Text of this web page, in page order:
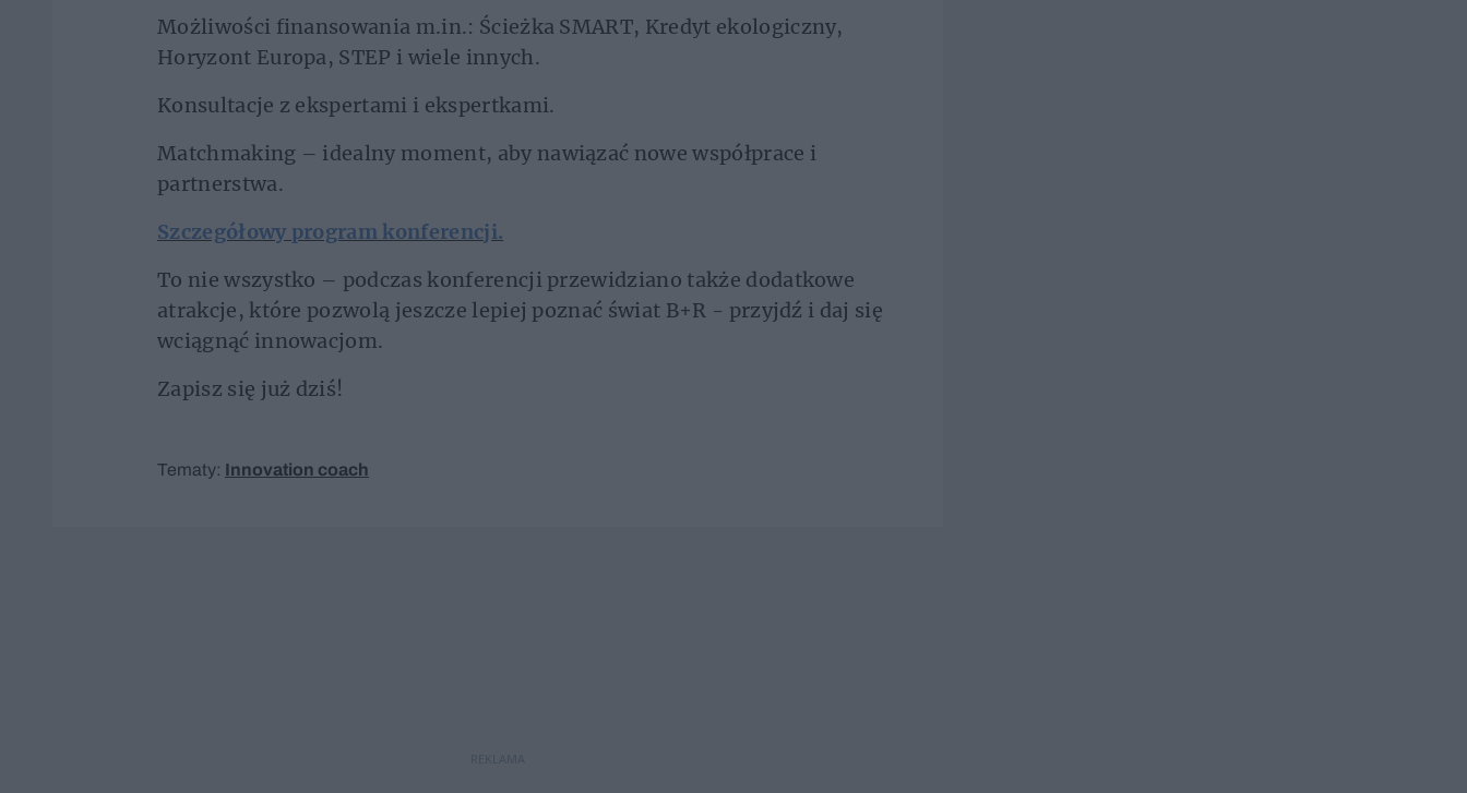
Możliwości finansowania m.in.: Ścieżka SMART, Kredyt ekologiczny,
Horyzont Europa, STEP i wiele innych.
Konsultacje z ekspertami i ekspertkami.
Matchmaking – idealny moment, aby nawiązać nowe współprace i
partnerstwa.
Szczegółowy program konferencji.
To nie wszystko – podczas konferencji przewidziano także dodatkowe
atrakcje, które pozwolą jeszcze lepiej poznać świat B+R - przyjdź i daj się
wciągnąć innowacjom.
Zapisz się już dziś!
Tematy: Innovation coach